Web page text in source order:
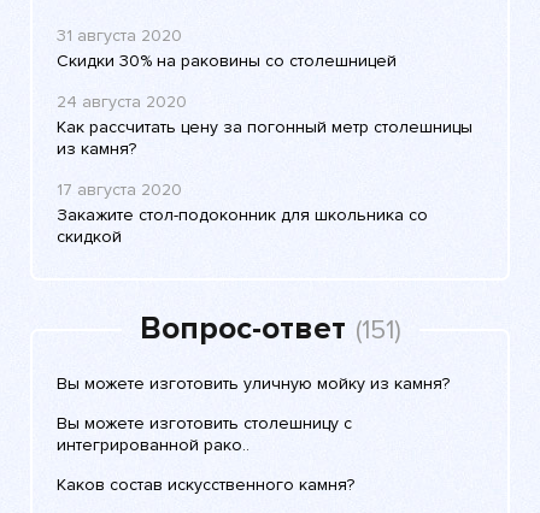
31 августа 2020
Скидки 30% на раковины со столешницей
24 августа 2020
Как рассчитать цену за погонный метр столешницы
из камня?
17 августа 2020
Закажите стол-подоконник для школьника со
скидкой
Вопрос-ответ (151)
Вы можете изготовить уличную мойку из камня?
Вы можете изготовить столешницу с
интегрированной рако..
Каков состав искусственного камня?